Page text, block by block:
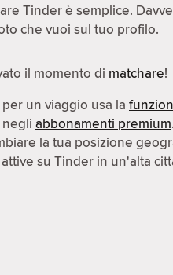
Tinder è semplice.
che vuoi sul tuo profilo.
il momento di matchare!
un viaggio usa la
abbonamenti premium
la tua posizione
su Tinder in un'alta